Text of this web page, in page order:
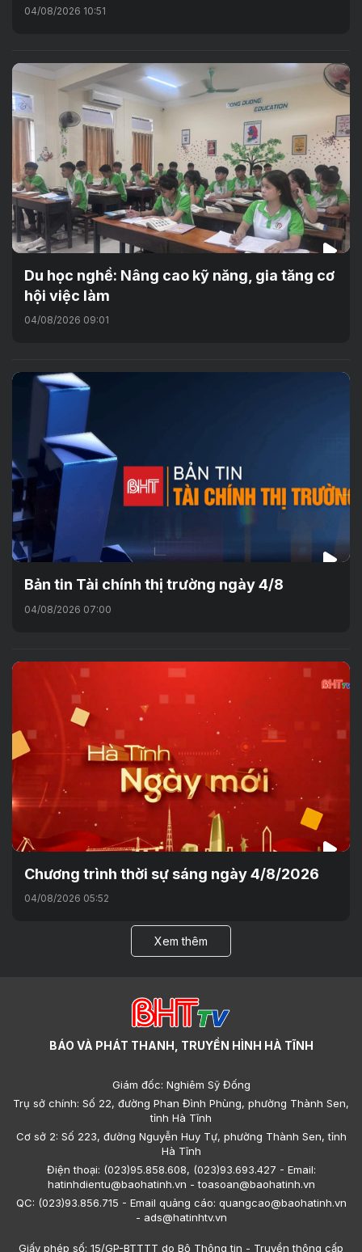
04/08/2026 10:51
Du học nghề: Nâng cao kỹ năng, gia tăng cơ
hội việc làm
04/08/2026 09:01
Bản tin Tài chính thị trường ngày 4/8
04/08/2026 07:00
Chương trình thời sự sáng ngày 4/8/2026
04/08/2026 05:52
Xem thêm
BÁO VÀ PHÁT THANH, TRUYỀN HÌNH HÀ TĨNH
Giám đốc: Nghiêm Sỹ Đống
Trụ sở chính: Số 22, đường Phan Đình Phùng, phường Thành Sen,
tỉnh Hà Tĩnh
Cơ sở 2: Số 223, đường Nguyễn Huy Tự, phường Thành Sen, tỉnh
Hà Tĩnh
Điện thoại: (023)95.858.608, (023)93.693.427 - Email:
hatinhdientu@baohatinh.vn - toasoan@baohatinh.vn
QC: (023)93.856.715 - Email quảng cáo: quangcao@baohatinh.vn
- ads@hatinhtv.vn
Giấy phép số: 15/GP-BTTTT do Bộ Thông tin - Truyền thông cấp